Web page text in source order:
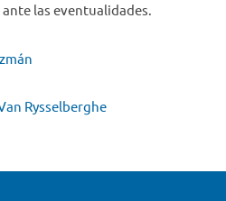
las eventualidades.
Rysselberghe